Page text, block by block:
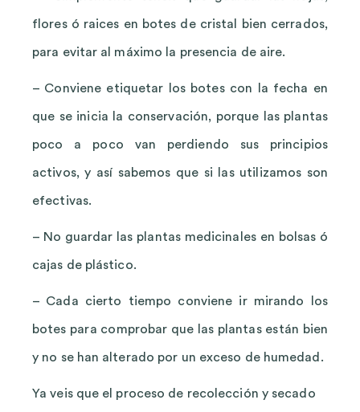
flores ó raices en botes de cristal bien cerrados,
para evitar al máximo la presencia de aire.
– Conviene etiquetar los botes con la fecha en
que se inicia la conservación, porque las plantas
poco a poco van perdiendo sus principios
activos, y así sabemos que si las utilizamos son
efectivas.
– No guardar las plantas medicinales en bolsas ó
cajas de plástico.
– Cada cierto tiempo conviene ir mirando los
botes para comprobar que las plantas están bien
y no se han alterado por un exceso de humedad.
Ya veis que el proceso de recolección y secado